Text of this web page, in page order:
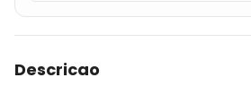
Descricao